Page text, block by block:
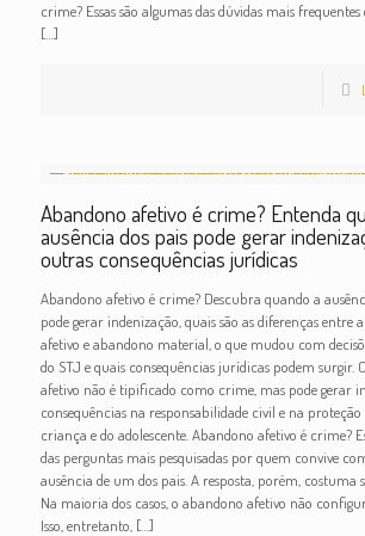
crime? Essas são algumas das dúvidas mais
[…]
Abandono afetivo é crime? Entenda
ausência dos pais pode gerar
outras consequências jurídicas
Abandono afetivo é crime? Descubra quando a
pode gerar indenização, quais são as diferenças entre
afetivo e abandono material, o que mudou com
do STJ e quais consequências jurídicas podem surgir.
afetivo não é tipificado como crime, mas pode gerar
consequências na responsabilidade civil e na
criança e do adolescente. Abandono afetivo é crime?
das perguntas mais pesquisadas por quem convive
ausência de um dos pais. A resposta, porém, costuma
Na maioria dos casos, o abandono afetivo não
Isso, entretanto, […]